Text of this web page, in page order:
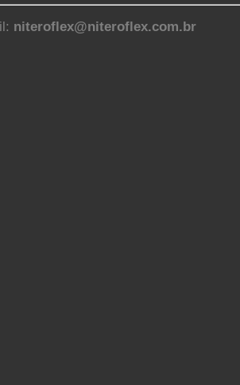
niteroflex@niteroflex.com.br